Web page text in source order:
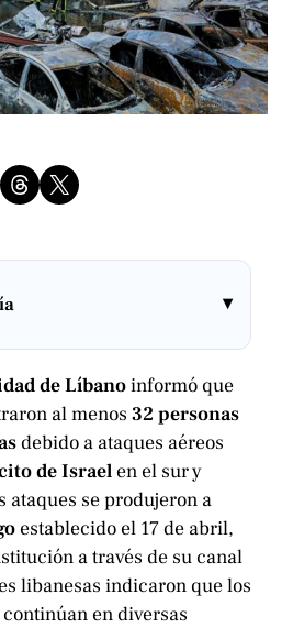
Share on Threads Compartir en X
▾
de Líbanoinformó que
al menos 32 personas
debido a ataques aéreos
de Israel en el sur y
ataques se produjeron a
establecido el 17 de abril,
a través de su canal
libanesas indicaron que los
en diversas